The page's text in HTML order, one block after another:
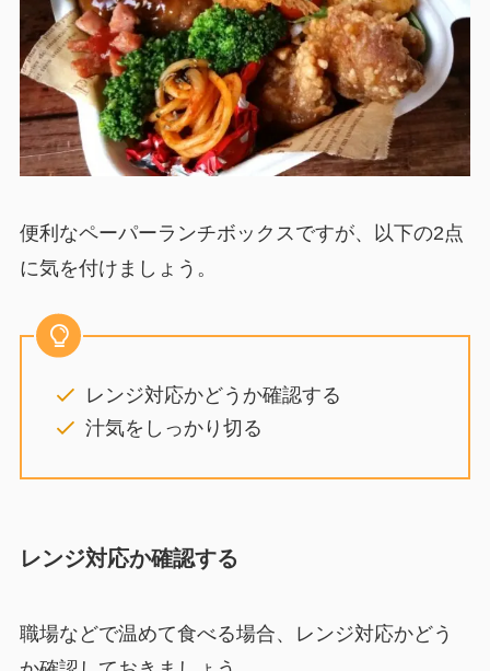
便利なペーパーランチボックスですが、以下の2点
に気を付けましょう。
レンジ対応かどうか確認する
汁気をしっかり切る
レンジ対応か確認する
職場などで温めて食べる場合、レンジ対応かどう